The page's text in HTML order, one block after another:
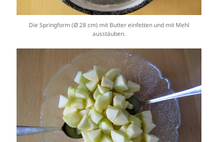
Die Springform (Ø 28 cm) mit Butter einfetten und mit Mehl
ausstäuben.